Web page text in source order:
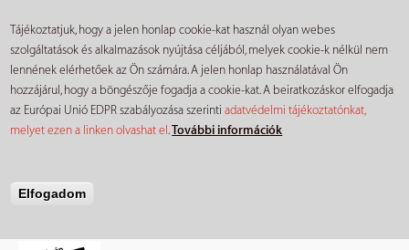
Tájékoztatjuk, hogy a jelen honlap cookie-kat használ olyan webes
szolgáltatások és alkalmazások nyújtása céljából, melyek cookie-k nélkül nem
lennének elérhetőek az Ön számára. A jelen honlap használatával Ön
hozzájárul, hogy a böngészője fogadja a cookie-kat. A beiratkozáskor elfogadja
az Európai Unió EDPR szabályozása szerintiadatvédelmi tájékoztatónkat,
melyet ezen a linken olvashat el.További információk
Elfogadom